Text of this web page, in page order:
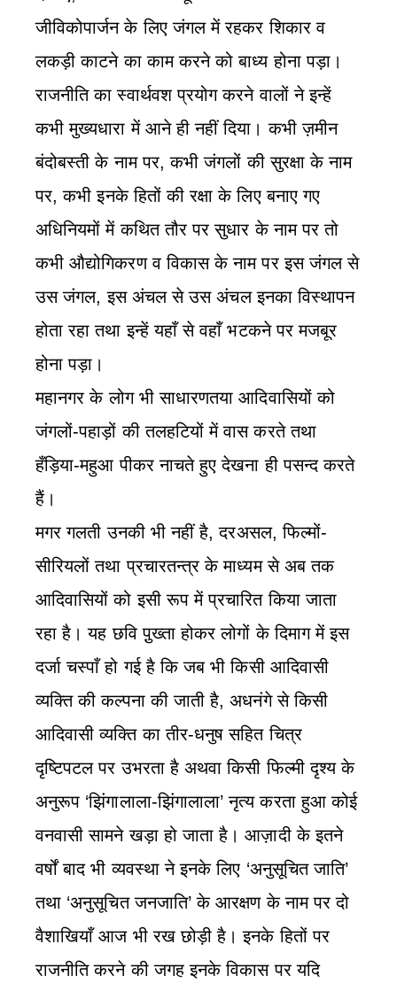
जीविकोपार्जन के लिए जंगल में रहकर शिकार व
लकड़ी काटने का काम करने को बाध्य होना पड़ा।
राजनीति का स्वार्थवश प्रयोग करने वालों ने इन्हें
कभी मुख्यधारा में आने ही नहीं दिया। कभी ज़मीन
बंदोबस्ती के नाम पर, कभी जंगलों की सुरक्षा के नाम
पर, कभी इनके हितों की रक्षा के लिए बनाए गए
अधिनियमों में कथित तौर पर सुधार के नाम पर तो
कभी औद्योगिकरण व विकास के नाम पर इस जंगल से
उस जंगल, इस अंचल से उस अंचल इनका विस्थापन
होता रहा तथा इन्हें यहाँ से वहाँ भटकने पर मजबूर
होना पड़ा।
महानगर के लोग भी साधारणतया आदिवासियों को
जंगलों-पहाड़ों की तलहटियों में वास करते तथा
हँड़िया-महुआ पीकर नाचते हुए देखना ही पसन्द करते
हैं।
मगर गलती उनकी भी नहीं है, दरअसल, फिल्मों-
सीरियलों तथा प्रचारतन्त्र के माध्यम से अब तक
आदिवासियों को इसी रूप में प्रचारित किया जाता
रहा है। यह छवि पु़ख्ता होकर लोगों के दिमाग में इस
दर्जा चस्पाँ हो गई है कि जब भी किसी आदिवासी
व्यक्ति की कल्पना की जाती है, अधनंगे से किसी
आदिवासी व्यक्ति का तीर-धनुष सहित चित्र
दृष्टिपटल पर उभरता है अथवा किसी फिल्मी दृश्य के
अनुरूप ‘झिंगालाला-झिंगालाला’ नृत्य करता हुआ कोई
वनवासी सामने खड़ा हो जाता है। आज़ादी के इतने
वर्षों बाद भी व्यवस्था ने इनके लिए ‘अनुसूचित जाति’
तथा ‘अनुसूचित जनजाति’ के आरक्षण के नाम पर दो
वैशाखियाँ आज भी रख छोड़ी है। इनके हितों पर
राजनीति करने की जगह इनके विकास पर यदि